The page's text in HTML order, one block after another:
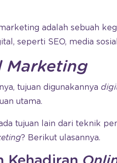
adalah sebuah
seperti SEO, media
Marketing
tujuan digunakannya
utama.
tujuan lain dari teknik
? Berikut ulasannya.